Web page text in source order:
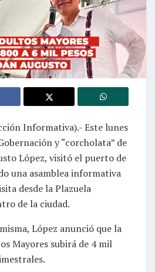
Informativa).- Este lunes
y “corcholata” de
López, visitó el puerto de
una asamblea informativa
desde la Plazuela
de la ciudad.
López anunció que la
Mayores subirá de 4 mil